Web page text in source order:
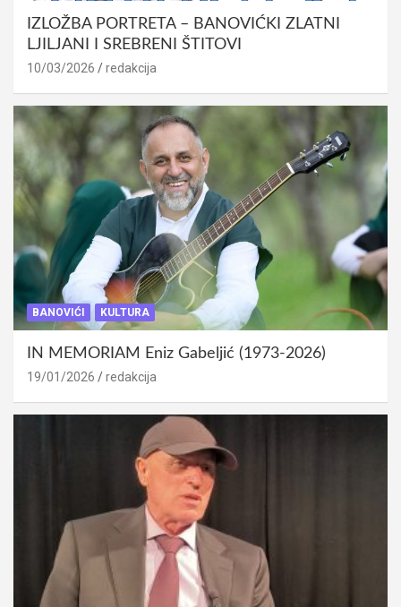
IZLOŽBA PORTRETA – BANOVIĆKI ZLATNI
LJILJANI I SREBRENI ŠTITOVI
10/03/2026 redakcija
BANOVIĆI KULTURA
IN MEMORIAM Eniz Gabeljić (1973-2026)
19/01/2026 redakcija